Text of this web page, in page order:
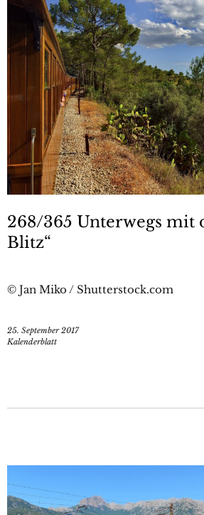
268/365 Unterwegs mit
Blitz“
© Jan Miko / Shutterstock.com
25. September 2017
Kalenderblatt